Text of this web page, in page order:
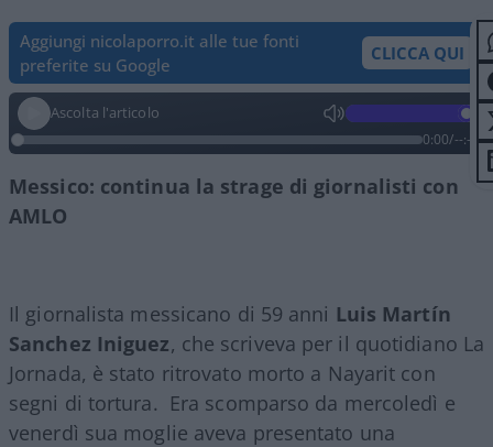
Aggiungi nicolaporro.it alle tue fonti
preferite su Google
CLICCA QUI
Ascolta l'articolo
0:00/--:--
Messico: continua la strage di giornalisti con
AMLO
Il giornalista messicano di 59 anni Luis Martín
Sanchez Iniguez, che scriveva per il quotidiano La
Jornada, è stato ritrovato morto a Nayarit con
segni di tortura. Era scomparso da mercoledì e
venerdì sua moglie aveva presentato una